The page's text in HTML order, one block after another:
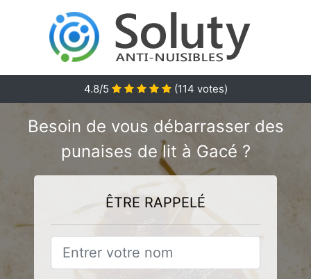
4.8/5 (114 votes)
Besoin de vous débarrasser des
punaises de lit à Gacé ?
ÊTRE RAPPELÉ